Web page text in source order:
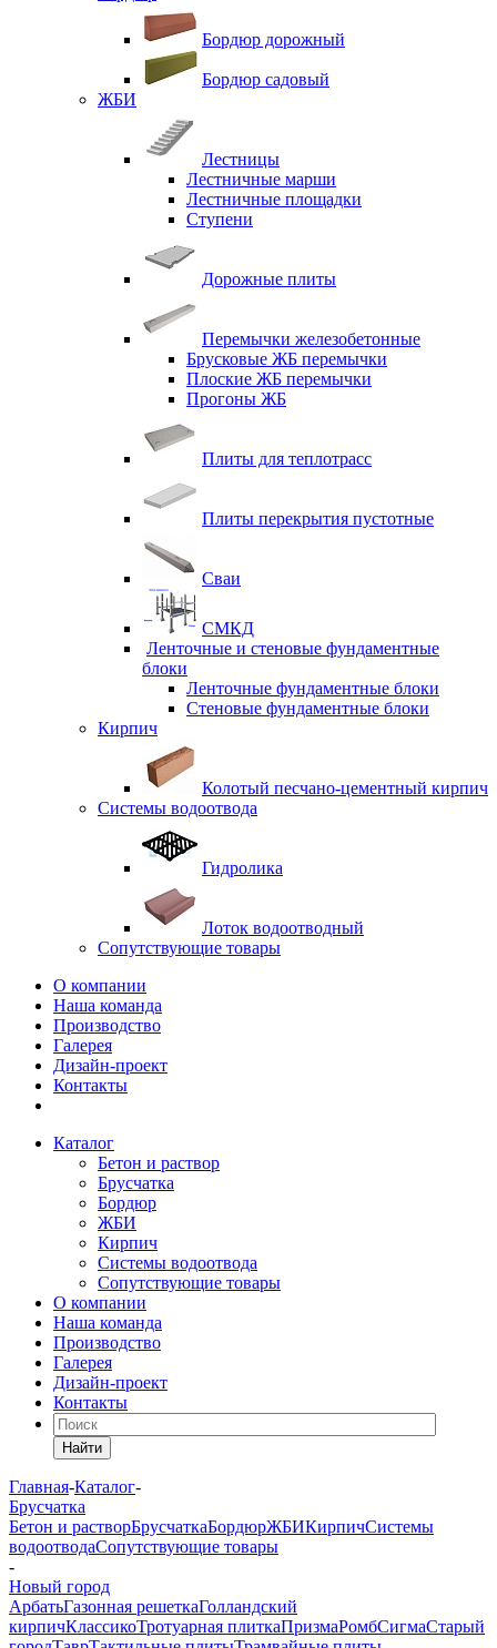
Бордюр дорожный
Бордюр садовый
ЖБИ
Лестницы
Лестничные марши
Лестничные площадки
Ступени
Дорожные плиты
Перемычки железобетонные
Брусковые ЖБ перемычки
Плоские ЖБ перемычки
Прогоны ЖБ
Плиты для теплотрасс
Плиты перекрытия пустотные
Сваи
СМКД
Ленточные и стеновые фундаментные
блоки
Ленточные фундаментные блоки
Стеновые фундаментные блоки
Кирпич
Колотый песчано-цементный кирпич
Системы водоотвода
Гидролика
Лоток водоотводный
Сопутствующие товары
О компании
Наша команда
Производство
Галерея
Дизайн-проект
Контакты
Каталог
Бетон и раствор
Брусчатка
Бордюр
ЖБИ
Кирпич
Системы водоотвода
Сопутствующие товары
О компании
Наша команда
Производство
Галерея
Дизайн-проект
Контакты
Найти
Главная-Каталог-
Брусчатка
Бетон и растворБрусчаткаБордюрЖБИКирпичСистемы
водоотводаСопутствующие товары
-
Новый город
АрбатьГазонная решеткаГолландский
кирпичКлассикоТротуарная плиткаПризмаРомбСигмаСтарый